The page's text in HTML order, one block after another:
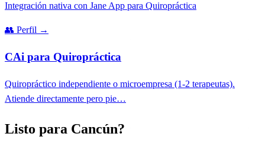
Integración nativa con Jane App para Quiropráctica
👥 Perfil →
CAi para Quiropráctica
Quiropráctico independiente o microempresa (1-2 terapeutas).
Atiende directamente pero pie…
Listo para Cancún?